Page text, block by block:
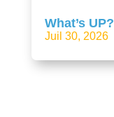
What’s UP?
Juil 30, 2026